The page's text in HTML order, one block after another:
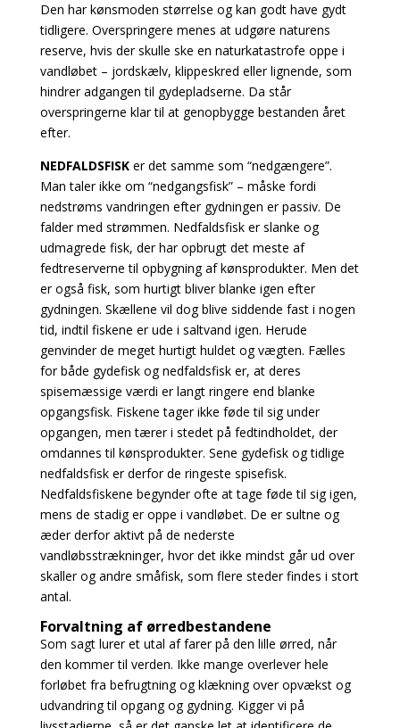
Den har kønsmoden størrelse og kan godt have gydt
tidligere. Overspringere menes at udgøre naturens
reserve, hvis der skulle ske en naturkatastrofe oppe i
vandløbet – jordskælv, klippeskred eller lignende, som
hindrer adgangen til gydepladserne. Da står
overspringerne klar til at genopbygge bestanden året
efter.
NEDFALDSFISK er det samme som “nedgængere”.
Man taler ikke om “nedgangsfisk” – måske fordi
nedstrøms vandringen efter gydningen er passiv. De
falder med strømmen. Nedfaldsfisk er slanke og
udmagrede fisk, der har opbrugt det meste af
fedtreserverne til opbygning af kønsprodukter. Men det
er også fisk, som hurtigt bliver blanke igen efter
gydningen. Skællene vil dog blive siddende fast i nogen
tid, indtil fiskene er ude i saltvand igen. Herude
genvinder de meget hurtigt huldet og vægten. Fælles
for både gydefisk og nedfaldsfisk er, at deres
spisemæssige værdi er langt ringere end blanke
opgangsfisk. Fiskene tager ikke føde til sig under
opgangen, men tærer i stedet på fedtindholdet, der
omdannes til kønsprodukter. Sene gydefisk og tidlige
nedfaldsfisk er derfor de ringeste spisefisk.
Nedfaldsfiskene begynder ofte at tage føde til sig igen,
mens de stadig er oppe i vandløbet. De er sultne og
æder derfor aktivt på de nederste
vandløbsstrækninger, hvor det ikke mindst går ud over
skaller og andre småfisk, som flere steder findes i stort
antal.
Forvaltning af ørredbestandene
Som sagt lurer et utal af farer på den lille ørred, når
den kommer til verden. Ikke mange overlever hele
forløbet fra befrugtning og klækning over opvækst og
udvandring til opgang og gydning. Kigger vi på